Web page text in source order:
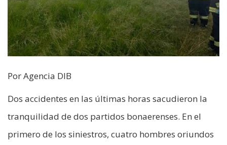
Por Agencia DIB
Dos accidentes en las últimas horas sacudieron la
tranquilidad de dos partidos bonaerenses. En el
primero de los siniestros, cuatro hombres oriundos